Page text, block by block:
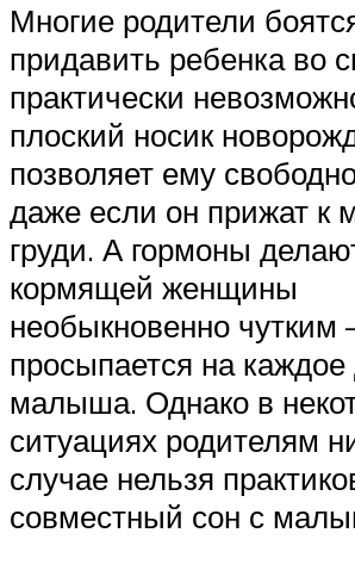
Многие родители
придавить ребенка во
практически
плоский носик
позволяет ему
даже если он прижат к
груди. А гормоны
кормящей женщины
необыкновенно
просыпается на
малыша. Однако в
ситуациях родителям
случае нельзя
совместный сон с